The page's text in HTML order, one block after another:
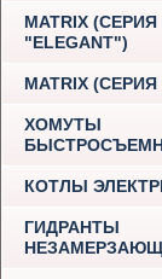
MATRIX (СЕРИЯ
"ELEGANT")
MATRIX (СЕРИЯ
ХОМУТЫ
КОТЛЫ
ГИДРАНТЫ